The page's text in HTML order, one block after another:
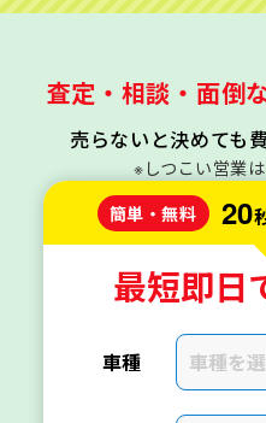
査定・相談・面倒
売らないと決めても
※しつこい営業
簡単・無料
20
最短即日
車種 車種を